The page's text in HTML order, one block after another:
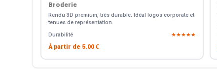
Broderie
Rendu 3D premium, très durable. Idéal logos corporate et
tenues de représentation.
Durabilité
★★★★★
À partir de 5.00 €